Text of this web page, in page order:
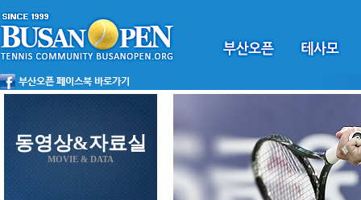
동영상&자료실
MOVIE & DATA